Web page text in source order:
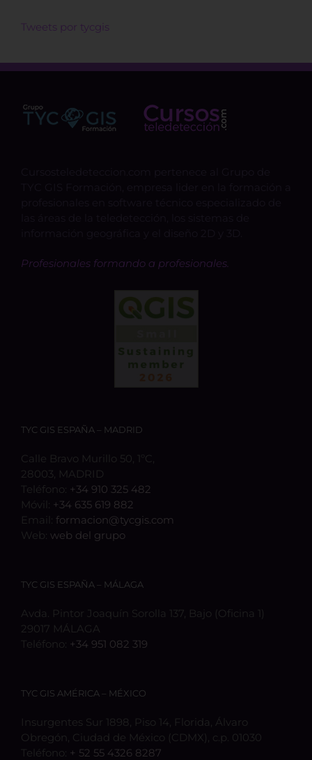
Tweets por tycgis
Profesionales formando a profesionales.
TYC GIS ESPAÑA – MADRID
Calle Bravo Murillo 50, 1ºC,
28003, MADRID
Teléfono: +34 910 325 482
Móvil: +34 635 619 882
Email: formacion@tycgis.com
Web: web del grupo
TYC GIS ESPAÑA – MÁLAGA
Avda. Pintor Joaquín Sorolla 137, Bajo (Oficina 1)
29017 MÁLAGA
Teléfono: +34 951 082 319
TYC GIS AMÉRICA – MÉXICO
Insurgentes Sur 1898, Piso 14, Florida, Álvaro
Obregón, Ciudad de México (CDMX), c.p. 01030
Teléfono: + 52 55 4326 8287